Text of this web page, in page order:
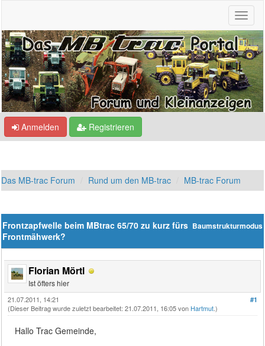
Anmelden Registrieren
Das MB-trac Forum Rund um den MB-trac MB-trac Forum
Baumstrukturmodus
Frontzapfwelle beim MBtrac 65/70 zu kurz fürs
Frontmähwerk?
Florian Mörtl
Ist öfters hier
#1
21.07.2011, 14:21
(Dieser Beitrag wurde zuletzt bearbeitet: 21.07.2011, 16:05 von Hartmut.)
Hallo Trac Gemeinde,